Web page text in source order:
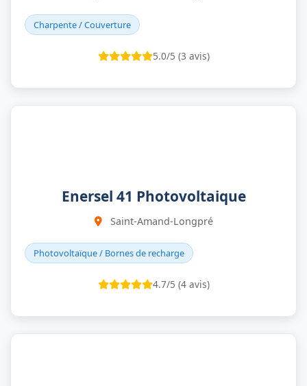
Charpente / Couverture
5.0/5 (3 avis)
Enersel 41 Photovoltaique
Saint-Amand-Longpré
Photovoltaïque / Bornes de recharge
4.7/5 (4 avis)